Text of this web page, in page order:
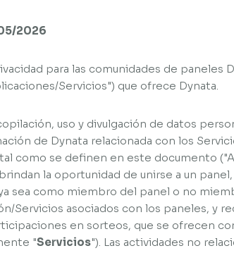
2026
para las comunidades de paneles
Servicios") que ofrece Dynata.
uso y divulgación de datos
de Dynata relacionada con los
como se definen en este documento
la oportunidad de unirse a un
sea como miembro del panel o no
Servicios asociados con los paneles, y
en sorteos, que se ofrecen
"Servicios"). Las actividades no